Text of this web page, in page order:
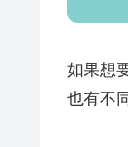
如果想
也有不